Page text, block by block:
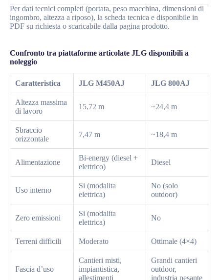
Per dati tecnici completi (portata, peso macchina, dimensioni di
ingombro, altezza a riposo), la scheda tecnica e disponibile in
PDF su richiesta o scaricabile dalla pagina prodotto.
Confronto tra piattaforme articolate JLG disponibili a
noleggio
Caratteristica JLG M450AJ JLG 800AJ
Altezza massima
di lavoro
15,72 m ~24,4 m
Sbraccio
orizzontale
7,47 m ~18,4 m
Alimentazione
Bi-energy (diesel +
elettrico)
Diesel
Uso interno
Si (modalita
elettrica)
No (solo
outdoor)
Zero emissioni
Si (modalita
elettrica)
No
Terreni difficili Moderato Ottimale (4×4)
Fascia d’uso
Cantieri misti,
impiantistica,
allestimenti
Grandi cantieri
outdoor,
industria pesante